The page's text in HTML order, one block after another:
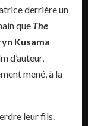
derrière un
que The
Kusama
d’auteur,
mené, à la
leur fils.